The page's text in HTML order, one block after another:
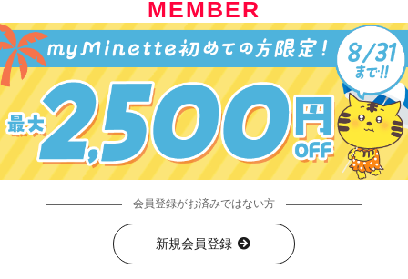
MEMBER
会員登録がお済みではない方
新規会員登録